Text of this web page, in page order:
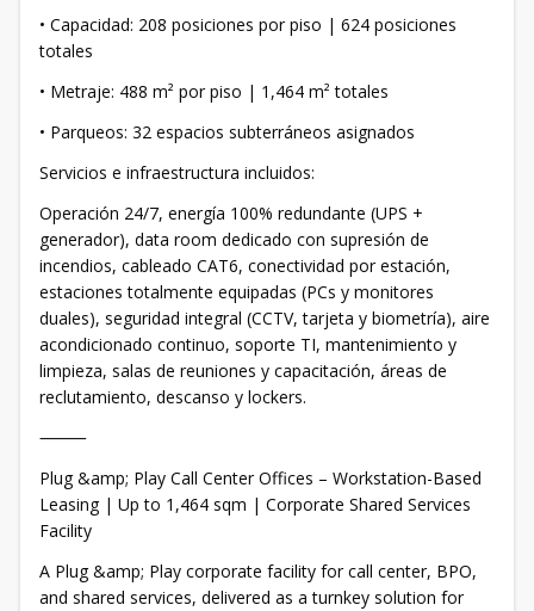
• Capacidad: 208 posiciones por piso | 624 posiciones
totales
• Metraje: 488 m² por piso | 1,464 m² totales
• Parqueos: 32 espacios subterráneos asignados
Servicios e infraestructura incluidos:
Operación 24/7, energía 100% redundante (UPS +
generador), data room dedicado con supresión de
incendios, cableado CAT6, conectividad por estación,
estaciones totalmente equipadas (PCs y monitores
duales), seguridad integral (CCTV, tarjeta y biometría), aire
acondicionado continuo, soporte TI, mantenimiento y
limpieza, salas de reuniones y capacitación, áreas de
reclutamiento, descanso y lockers.
⸻
Plug &amp; Play Call Center Offices – Workstation-Based
Leasing | Up to 1,464 sqm | Corporate Shared Services
Facility
A Plug &amp; Play corporate facility for call center, BPO,
and shared services, delivered as a turnkey solution for